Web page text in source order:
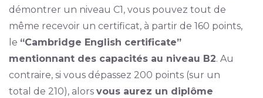
démontrer un niveau C1, vous pouvez tout de
même recevoir un certificat, à partir de 160 points,
le “Cambridge English certificate”
mentionnant des capacités au niveau B2. Au
contraire, si vous dépassez 200 points (sur un
total de 210), alors vous aurez un diplôme